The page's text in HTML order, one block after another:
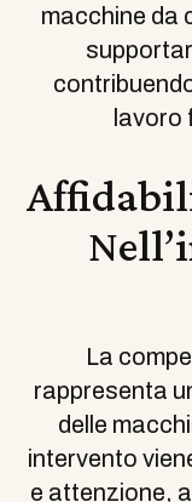
macchine da
lavoro
La
rappresenta
delle
intervento
e attenzione,